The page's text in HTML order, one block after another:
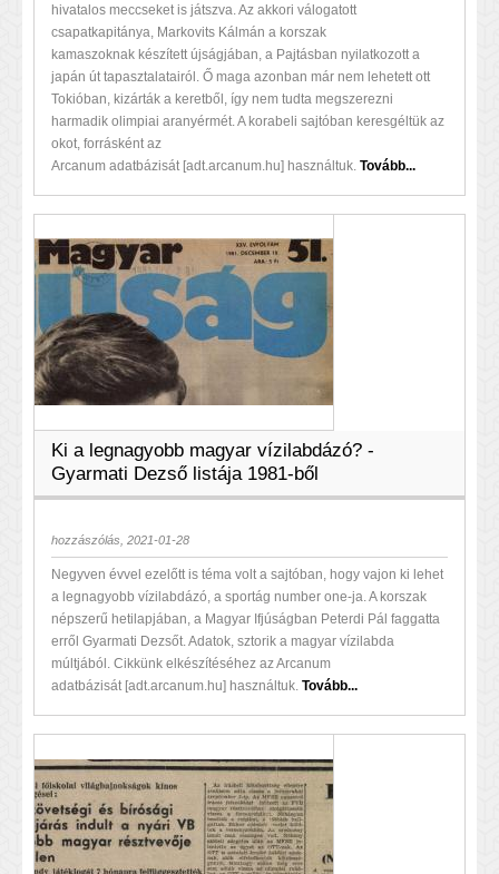
hivatalos meccseket is játszva. Az akkori válogatott
csapatkapitánya, Markovits Kálmán a korszak
kamaszoknak készített újságjában, a Pajtásban nyilatkozott a
japán út tapasztalatairól. Ő maga azonban már nem lehetett ott
Tokióban, kizárták a keretből, így nem tudta megszerezni
harmadik olimpiai aranyérmét. A korabeli sajtóban keresgéltük az
okot, forrásként az
Arcanum adatbázisát [adt.arcanum.hu] használtuk. Tovább...
Ki a legnagyobb magyar vízilabdázó? -
Gyarmati Dezső listája 1981-ből
hozzászólás, 2021-01-28
Negyven évvel ezelőtt is téma volt a sajtóban, hogy vajon ki lehet
a legnagyobb vízilabdázó, a sportág number one-ja. A korszak
népszerű hetilapjában, a Magyar Ifjúságban Peterdi Pál faggatta
erről Gyarmati Dezsőt. Adatok, sztorik a magyar vízilabda
múltjából. Cikkünk elkészítéséhez az Arcanum
adatbázisát [adt.arcanum.hu] használtuk. Tovább...